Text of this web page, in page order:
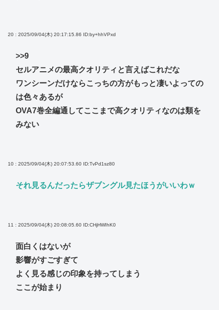
20 : 2025/09/04(木) 20:17:15.86 ID:by+hhVPxd
>>9
セルアニメの最高クオリティと言えばこれだな
ワンシーンだけならこっちの方がもっと凄いよっての
は色々あるが
OVA7巻全編通してここまで高クオリティなのは類を
みない
10 : 2025/09/04(木) 20:07:53.60 ID:TvPd1sz80
それ見るんだったらザブングル見たほうがいいわｗ
11 : 2025/09/04(木) 20:08:05.60 ID:CHjHWIhK0
面白くはないが
影響がすごすぎて
よく見る感じの印象を持ってしまう
ここが始まり